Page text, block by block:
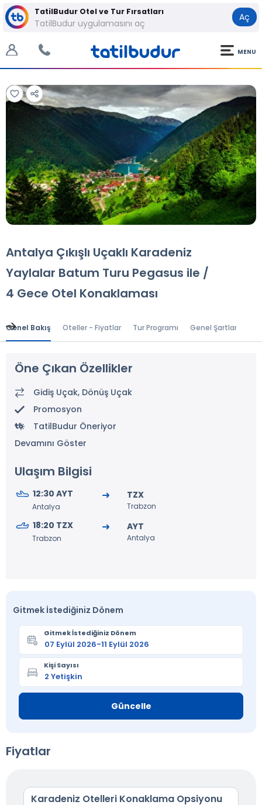
TatilBudur Otel ve Tur Fırsatları
TatilBudur uygulamasını aç
Aç
MENU
Tüm Fotoğraflar
Antalya Çıkışlı Uçaklı Karadeniz
Yaylalar Batum Turu Pegasus ile /
4 Gece Otel Konaklaması
Genel Bakış Oteller - Fiyatlar Tur Programı Genel Şartlar
Öne Çıkan Özellikler
Gidiş Uçak, Dönüş Uçak
Promosyon
TatilBudur Öneriyor
Devamını Göster
Ulaşım Bilgisi
12:30 AYT
Antalya
TZX
Trabzon
18:20 TZX
Trabzon
AYT
Antalya
Gitmek İstediğiniz Dönem
Gitmek İstediğiniz Dönem
Kişi Sayısı
Güncelle
Fiyatlar
Karadeniz Otelleri Konaklama Opsiyonu